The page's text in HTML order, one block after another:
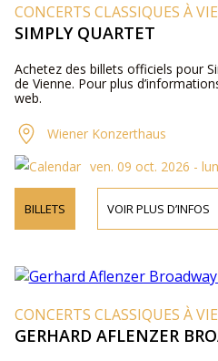
CONCERTS CLASSIQUES À
SIMPLY QUARTET
Achetez des billets officiels pour
de Vienne. Pour plus
web.
Wiener Konzerthaus
ven. 09 oct. 2026 -
BILLETS VOIR PLUS D’INFOS
CONCERTS CLASSIQUES À
GERHARD AFLENZER